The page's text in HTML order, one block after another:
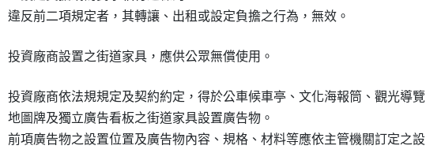
違反前二項規定者，其轉讓、出租或設定負擔之行為，無效。
投資廠商設置之街道家具，應供公眾無償使用。
投資廠商依法規規定及契約約定，得於公車候車亭、文化海報筒、觀光導覽
地圖牌及獨立廣告看板之街道家具設置廣告物。
前項廣告物之設置位置及廣告物內容、規格、材料等應依主管機關訂定之設